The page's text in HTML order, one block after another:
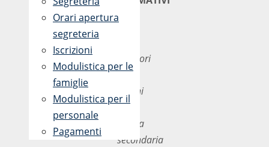
Ai
Genitori
degli
alunni
della
scuola
secondaria
Orari apertura
segreteria
Iscrizioni
Modulistica per le
famiglie
Modulistica per il
personale
Pagamenti